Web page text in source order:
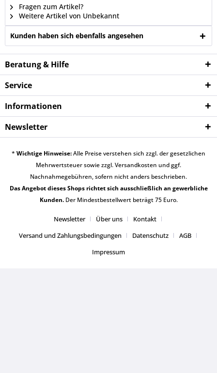
Fragen zum Artikel?
Weitere Artikel von Unbekannt
Kunden haben sich ebenfalls angesehen
Beratung & Hilfe
Service
Informationen
Newsletter
* Wichtige Hinweise:Alle Preise verstehen sich zzgl. der gesetzlichen
Mehrwertsteuer sowie zzgl.Versandkosten und ggf.
Nachnahmegebühren, sofern nicht anders beschrieben.
Das Angebot dieses Shops richtet sich ausschließlich an gewerbliche
Kunden.Der Mindestbestellwert beträgt 75 Euro.
Newsletter Über uns
Kontakt
Versand und Zahlungsbedingungen
Datenschutz
AGB
Impressum